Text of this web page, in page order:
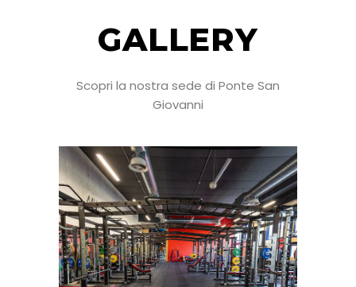
GALLERY
Scopri la nostra sede di Ponte San
Giovanni